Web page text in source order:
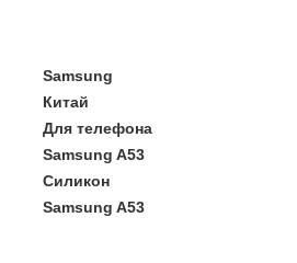
Samsung
Китай
Для телефона
Samsung A53
Силикон
Samsung A53